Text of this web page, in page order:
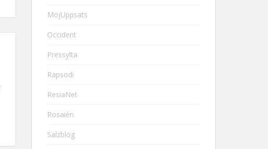
MojUppsats
Occident
Pressylta
Rapsodi
ResiaNet
Rosaièn
Salzblog